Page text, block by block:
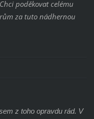
poděkovat celému
za tuto nádhernou
z toho opravdu rád. V